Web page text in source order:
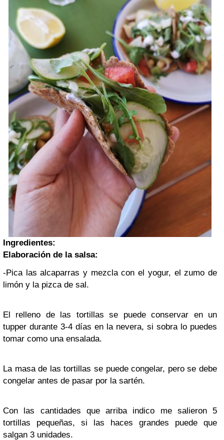
Ingredientes:
Elaboración de la salsa:
-Pica las alcaparras y mezcla con el yogur, el zumo de
limón y la pizca de sal.
El relleno de las tortillas se puede conservar en un
tupper durante 3-4 días en la nevera, si sobra lo puedes
tomar como una ensalada.
La masa de las tortillas se puede congelar, pero se debe
congelar antes de pasar por la sartén.
Con las cantidades que arriba indico me salieron 5
tortillas pequeñas, si las haces grandes puede que
salgan 3 unidades.